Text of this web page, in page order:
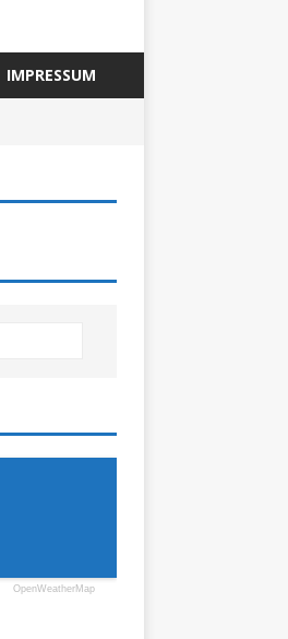
IMPRESSUM
OpenWeatherMap